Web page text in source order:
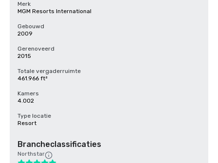
Merk
MGM Resorts International
Gebouwd
2009
Gerenoveerd
2015
Totale vergaderruimte
461.966 ft²
Kamers
4.002
Type locatie
Resort
Brancheclassificaties
Northstar